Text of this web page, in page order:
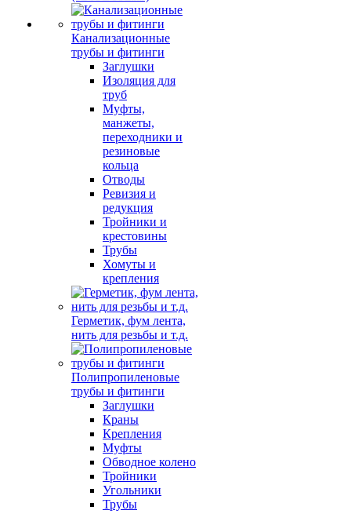
Канализационные
трубы и фитинги
Заглушки
Изоляция для
труб
Муфты,
манжеты,
переходники и
резиновые
кольца
Отводы
Ревизия и
редукция
Тройники и
крестовины
Трубы
Хомуты и
крепления
Герметик, фум лента,
нить для резьбы и т.д.
Полипропиленовые
трубы и фитинги
Заглушки
Краны
Крепления
Муфты
Обводное колено
Тройники
Угольники
Трубы